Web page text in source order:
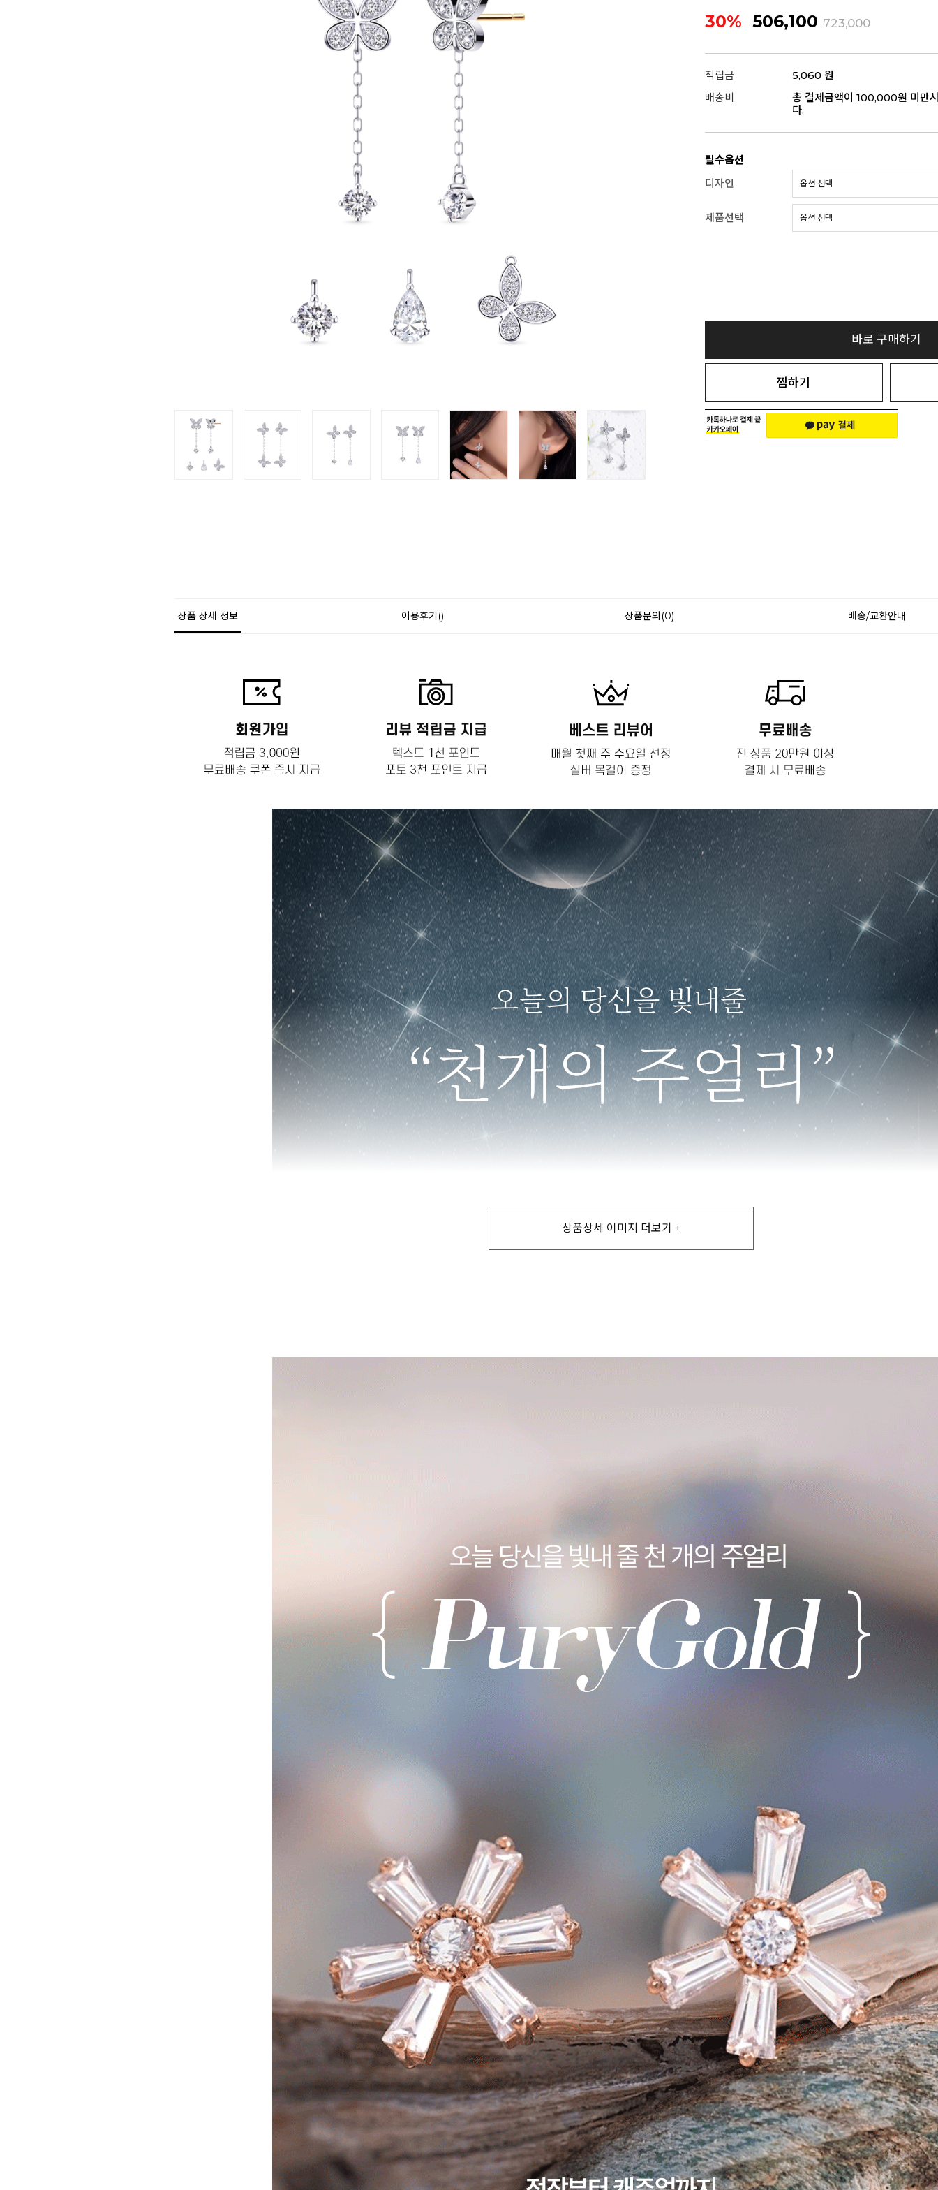
30% 506,100 723,000
적립금
5,060 원
배송비
총 결제금액이 100,000원 미만
다.
필수옵션
디자인
제품선택
바로 구매하기
찜하기
상품 상세 정보 이용후기() 상품문의(0) 배송/교환안내
상품상세 이미지 더보기 +